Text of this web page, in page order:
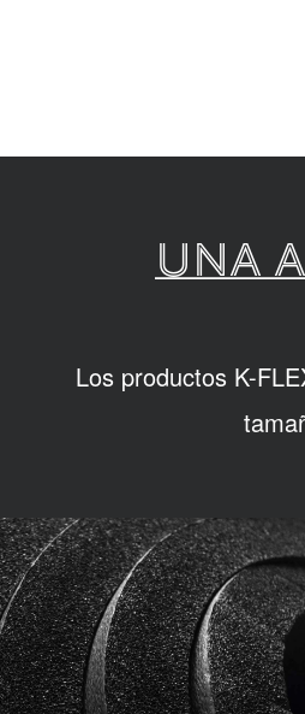
UNA
Los productos K-